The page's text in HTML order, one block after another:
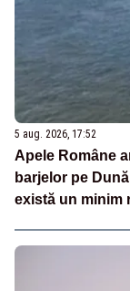
5 aug. 2026, 17:52
Apele Române
barjelor pe
există un minim